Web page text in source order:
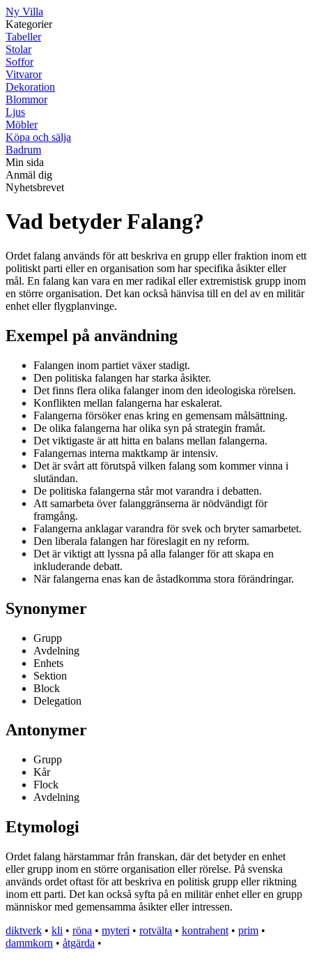
Ny Villa
Kategorier
Tabeller
Stolar
Soffor
Vitvaror
Dekoration
Blommor
Ljus
Möbler
Köpa och sälja
Badrum
Min sida
Anmäl dig
Nyhetsbrevet
Vad betyder Falang?
Ordet falang används för att beskriva en grupp eller fraktion inom ett
politiskt parti eller en organisation som har specifika åsikter eller
mål. En falang kan vara en mer radikal eller extremistisk grupp inom
en större organisation. Det kan också hänvisa till en del av en militär
enhet eller flygplanvinge.
Exempel på användning
Falangen inom partiet växer stadigt.
Den politiska falangen har starka åsikter.
Det finns flera olika falanger inom den ideologiska rörelsen.
Konflikten mellan falangerna har eskalerat.
Falangerna försöker enas kring en gemensam målsättning.
De olika falangerna har olika syn på strategin framåt.
Det viktigaste är att hitta en balans mellan falangerna.
Falangernas interna maktkamp är intensiv.
Det är svårt att förutspå vilken falang som kommer vinna i
slutändan.
De politiska falangerna står mot varandra i debatten.
Att samarbeta över falanggränserna är nödvändigt för
framgång.
Falangerna anklagar varandra för svek och bryter samarbetet.
Den liberala falangen har föreslagit en ny reform.
Det är viktigt att lyssna på alla falanger för att skapa en
inkluderande debatt.
När falangerna enas kan de åstadkomma stora förändringar.
Synonymer
Grupp
Avdelning
Enhets
Sektion
Block
Delegation
Antonymer
Grupp
Kår
Flock
Avdelning
Etymologi
Ordet falang härstammar från franskan, där det betyder en enhet
eller grupp inom en större organisation eller rörelse. På svenska
används ordet oftast för att beskriva en politisk grupp eller riktning
inom ett parti. Det kan också syfta på en militär enhet eller en grupp
människor med gemensamma åsikter eller intressen.
diktverk • kli • röna • myteri • rotvälta • kontrahent • prim •
dammkorn • åtgärda •